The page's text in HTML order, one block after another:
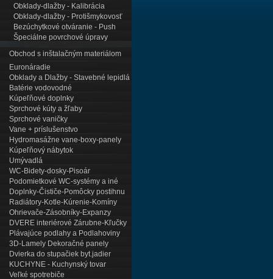
Obklady-dlažby - Kalibrácia
Obklady-dlažby - Protišmykovosť
Bezúchytkové otváranie - Push
Špeciálne povrchové úpravy
Obchod s inštalačným materiálom
Euronáradie
Obklady a Dlažby - Stavebné lepidlá
Batérie vodovodné
Kúpeľňové doplnky
Sprchové kúty a žľaby
Sprchové vaničky
Vane + príslušenstvo
Hydromasážne vane-boxy-panely
Kúpeľňový nábytok
Umývadlá
WC-Bidety-dosky-Pisoár
Podomietkové WC-systémy a iné
Doplnky-Čističe-Pomôcky postihnu
Radiátory-Kotle-Kúrenie-Komíny
Ohrievače-Zásobníky-Expanzy
DVERE interiérové Zárubne-Kľučky
Plávajúce podlahy a Podlahoviny
3D-Lamely Dekoračné panely
Dvierka do stupačiek byt.jadier
KUCHYNE - Kuchynský tovar
Veľké spotrebiče